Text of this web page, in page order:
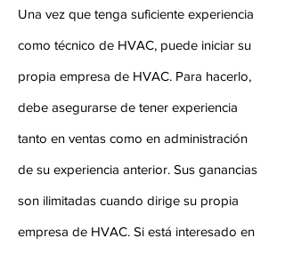
Una vez que tenga suficiente experiencia
como técnico de HVAC, puede iniciar su
propia empresa de HVAC. Para hacerlo,
debe asegurarse de tener experiencia
tanto en ventas como en administración
de su experiencia anterior. Sus ganancias
son ilimitadas cuando dirige su propia
empresa de HVAC. Si está interesado en